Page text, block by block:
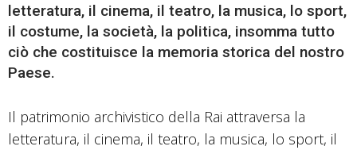
letteratura, il cinema, il teatro, la musica, lo sport,
il costume, la società, la politica, insomma tutto
ciò che costituisce la memoria storica del nostro
Paese.
Il patrimonio archivistico della Rai attraversa la
letteratura, il cinema, il teatro, la musica, lo sport, il